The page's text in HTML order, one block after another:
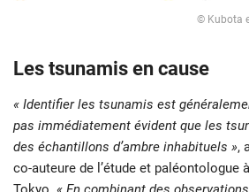
© Kubota
Les tsunamis en cause
« Identifier les tsunamis est
pas immédiatement évident que les
des échantillons d’ambre inhabituels »,
co-auteure de l’étude et paléontologue